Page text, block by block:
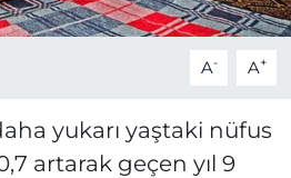
A- A+
yukarı yaştaki nüfus
artarak geçen yıl 9